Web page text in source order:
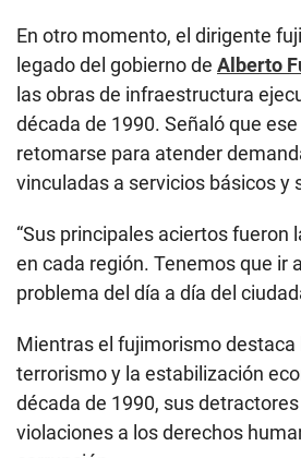
En otro momento, el dirigente
legado del gobierno de Alberto
las obras de infraestructura
década de 1990. Señaló que
retomarse para atender
vinculadas a servicios básicos y
“Sus principales aciertos fueron
en cada región. Tenemos que ir
problema del día a día del
Mientras el fujimorismo destaca
terrorismo y la estabilización
década de 1990, sus
violaciones a los derechos